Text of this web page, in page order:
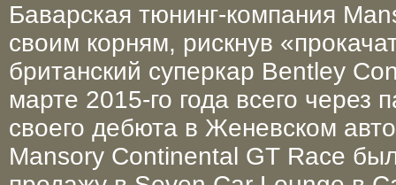
Баварская тюнинг-компания
своим корням, рискнув
британский суперкар Bentley
марте 2015-го года всего через
своего дебюта в Женевском
Mansory Continental GT Race